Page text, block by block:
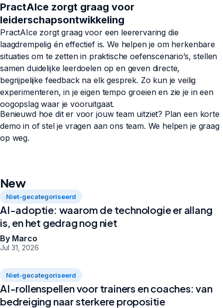
PractAIce zorgt graag voor
leiderschapsontwikkeling
PractAIce zorgt graag voor een leerervaring die
laagdrempelig én effectief is. We helpen je om herkenbare
situaties om te zetten in praktische oefenscenario’s, stellen
samen duidelijke leerdoelen op en geven directe,
begrijpelijke feedback na elk gesprek. Zo kun je veilig
experimenteren, in je eigen tempo groeien en zie je in een
oogopslag waar je vooruitgaat.
Benieuwd hoe dit er voor jouw team uitziet? Plan een korte
demo in of stel je vragen aan ons team. We helpen je graag
op weg.
New
Niet-gecategoriseerd
AI-adoptie: waarom de technologie er allang
is, en het gedrag nog niet
By Marco
Jul 31, 2026
Niet-gecategoriseerd
AI-rollenspellen voor trainers en coaches: van
bedreiging naar sterkere propositie